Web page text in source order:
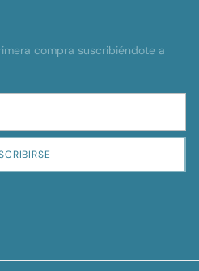
compra suscribiéndote a